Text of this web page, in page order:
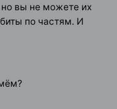
но вы не можете их
по частям. И